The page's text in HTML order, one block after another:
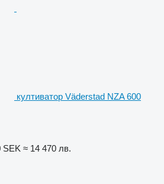
култиватор Väderstad NZA 600
SEK ≈ 14 470 лв.